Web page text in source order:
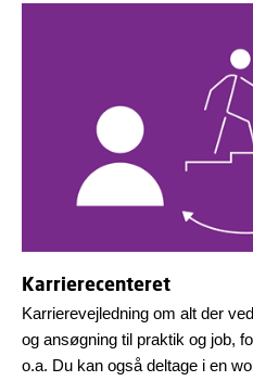
Karrierecenteret
Karrierevejledning om alt der
og ansøgning til praktik og job,
o.a. Du kan også deltage i en